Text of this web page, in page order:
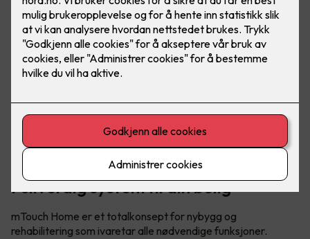
Foto: CTM Lyng
Fullverdig system til din bolig
mTouch Home er et totalkonsept for nybygg og
rehabilitering som ivaretar alle nødvendige funksjoner.